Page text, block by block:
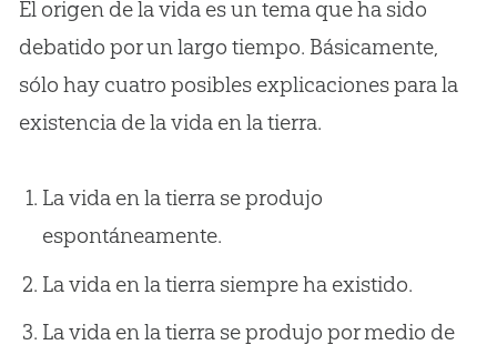
El origen de la vida es un tema que ha sido
debatido por un largo tiempo. Básicamente,
sólo hay cuatro posibles explicaciones para la
existencia de la vida en la tierra.
La vida en la tierra se produjo
espontáneamente.
La vida en la tierra siempre ha existido.
La vida en la tierra se produjo por medio de